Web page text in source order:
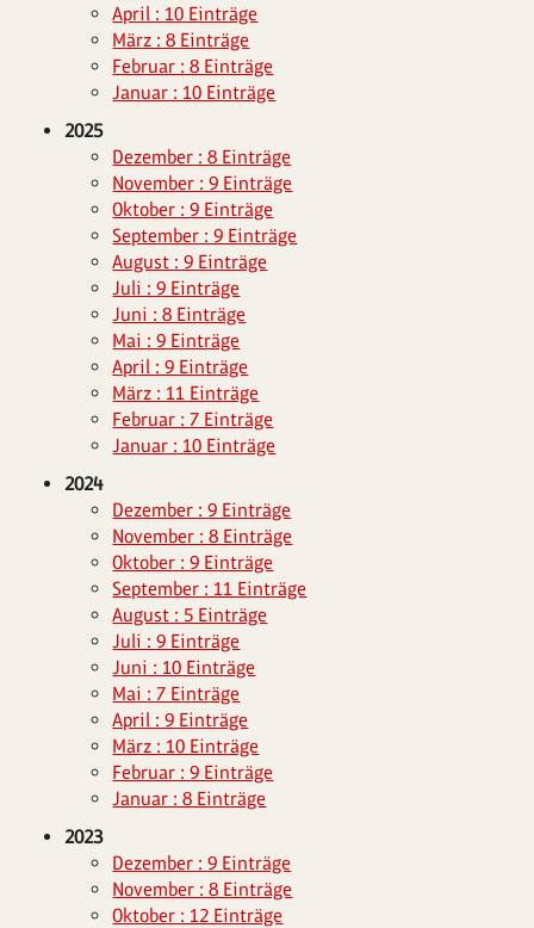
April : 10 Einträge
März : 8 Einträge
Februar : 8 Einträge
Januar : 10 Einträge
2025
Dezember : 8 Einträge
November : 9 Einträge
Oktober : 9 Einträge
September : 9 Einträge
August : 9 Einträge
Juli : 9 Einträge
Juni : 8 Einträge
Mai : 9 Einträge
April : 9 Einträge
März : 11 Einträge
Februar : 7 Einträge
Januar : 10 Einträge
2024
Dezember : 9 Einträge
November : 8 Einträge
Oktober : 9 Einträge
September : 11 Einträge
August : 5 Einträge
Juli : 9 Einträge
Juni : 10 Einträge
Mai : 7 Einträge
April : 9 Einträge
März : 10 Einträge
Februar : 9 Einträge
Januar : 8 Einträge
2023
Dezember : 9 Einträge
November : 8 Einträge
Oktober : 12 Einträge